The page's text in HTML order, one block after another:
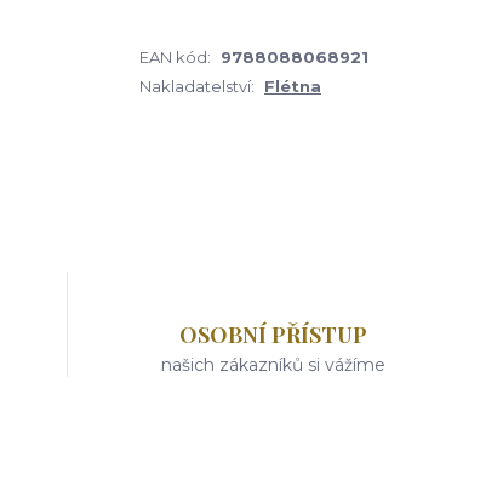
EAN kód:
9788088068921
Nakladatelství: Flétna
OSOBNÍ PŘÍSTUP
našich zákazníků si vážíme